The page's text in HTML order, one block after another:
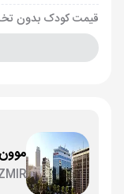
قیمت کودک بدون